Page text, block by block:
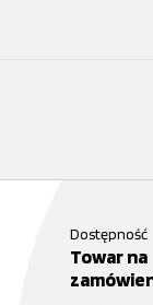
Dostępność
Towar na